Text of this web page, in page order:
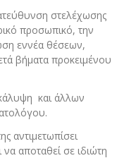
στελέχωσης
προσωπικό, την
εννέα θέσεων,
βήματα προκειμένου
και άλλων
αντιμετωπίσει
αποταθεί σε ιδιώτη